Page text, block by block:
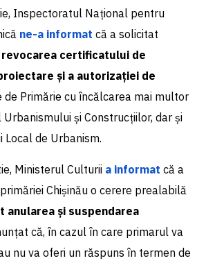
Inspectoratul Național pentru
ne-a informat că a solicitat
revocarea certificatului de
și a autorizației de
de Primărie cu încălcarea mai multor
Urbanismului și Construcțiilor, dar și
de Urbanism.
Ministerul Culturii a informat că a
Chișinău o cerere prealabilă
anularea și suspendarea
că, în cazul în care primarul va
nu va oferi un răspuns în termen de